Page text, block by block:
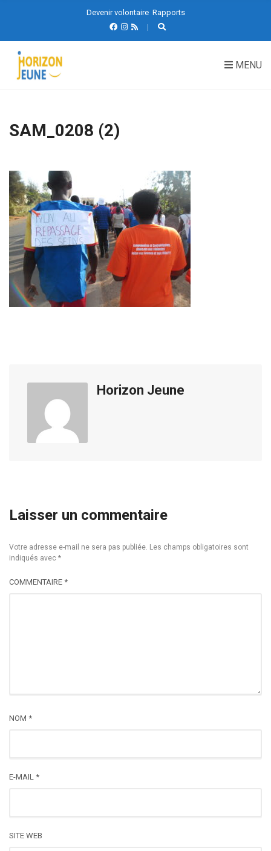
Devenir volontaire Rapports
MENU
SAM_0208 (2)
Horizon Jeune
Laisser un commentaire
Votre adresse e-mail ne sera pas publiée. Les champs obligatoires sont
indiqués avec *
COMMENTAIRE *
NOM *
E-MAIL *
SITE WEB